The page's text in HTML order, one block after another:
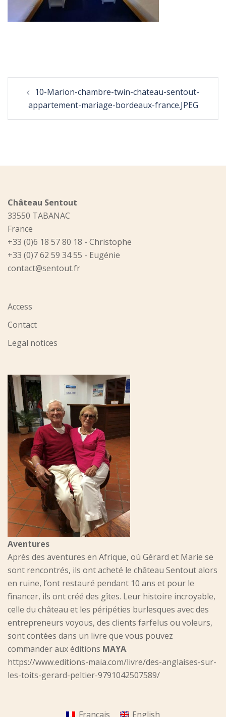
navigation
10-Marion-chambre-twin-chateau-sentout-
appartement-mariage-bordeaux-france.JPEG
Château Sentout
33550 TABANAC
France
+33 (0)6 18 57 80 18 - Christophe
+33 (0)7 62 59 34 55 - Eugénie
contact@sentout.fr
Access
Contact
Legal notices
Aventures
Après des aventures en Afrique, où Gérard et Marie se
sont rencontrés, ils ont acheté le château Sentout alors
en ruine, l’ont restauré pendant 10 ans et pour le
financer, ils ont créé des gîtes. Leur histoire incroyable,
celle du château et les péripéties burlesques avec des
entrepreneurs voyous, des clients farfelus ou voleurs,
sont contées dans un livre que vous pouvez
commander aux éditions MAYA.
https://www.editions-maia.com/livre/des-anglaises-sur-
les-toits-gerard-peltier-9791042507589/
Français English